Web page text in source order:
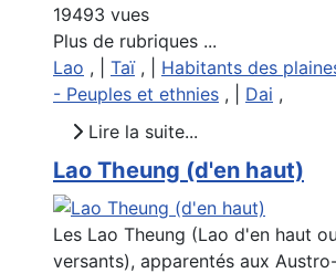
19493 vues
Plus de rubriques ...
Lao , | Taï, | Habitants des
- Peuples et ethnies , | Dai ,
Lire la suite...
Lao Theung (d'en haut)
Les Lao Theung (Lao d'en haut
versants), apparentés aux